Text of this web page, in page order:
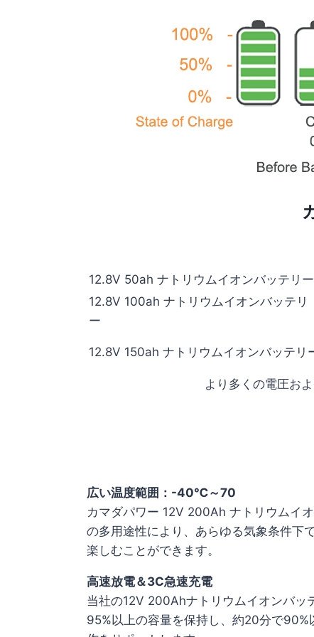
12.8V 50ah ナトリウムイオンバッテリー
12.8V 100ah ナトリウムイオンバッテリ
ー
12.8V 150ah ナトリウムイオンバッテリ
より多くの電圧お
広い温度範囲：-40℃～70
カマダパワー 12V 200Ah ナトリウムイ
の多用途性により、あらゆる気象条件下
楽しむことができます。
高速放電＆3C急速充電
当社の12V 200Ahナトリウムイオンバッ
95%以上の容量を保持し、約20分で